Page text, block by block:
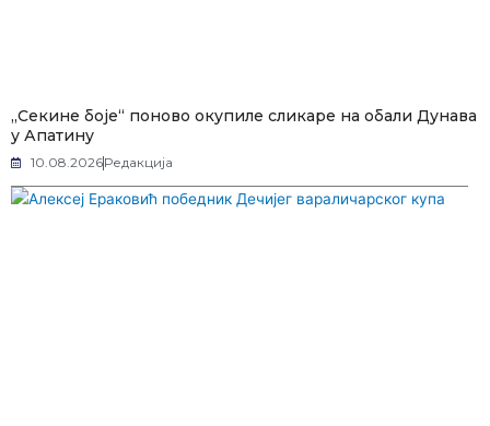
„Секине боје“ поново окупиле сликаре на обали Дунава
у Апатину
10.08.2026Редакција